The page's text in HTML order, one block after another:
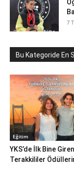
7
Bu Kategoride En
Eğitim
YKS’de İlk Bine Giren
Terakkililer